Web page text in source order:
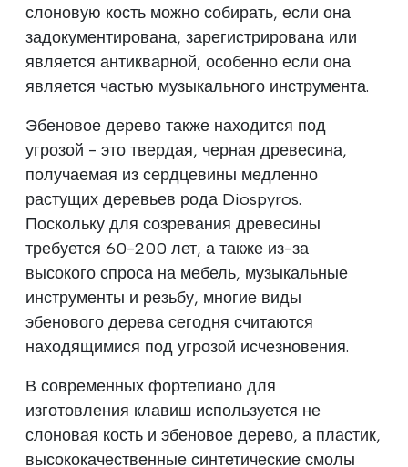
слоновую кость можно собирать, если она
задокументирована, зарегистрирована или
является антикварной, особенно если она
является частью музыкального инструмента.
Эбеновое дерево также находится под
угрозой - это твердая, черная древесина,
получаемая из сердцевины медленно
растущих деревьев рода Diospyros.
Поскольку для созревания древесины
требуется 60-200 лет, а также из-за
высокого спроса на мебель, музыкальные
инструменты и резьбу, многие виды
эбенового дерева сегодня считаются
находящимися под угрозой исчезновения.
В современных фортепиано для
изготовления клавиш используется не
слоновая кость и эбеновое дерево, а пластик,
высококачественные синтетические смолы